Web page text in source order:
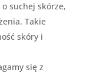
suchej skórze,
Takie
skóry i
się z